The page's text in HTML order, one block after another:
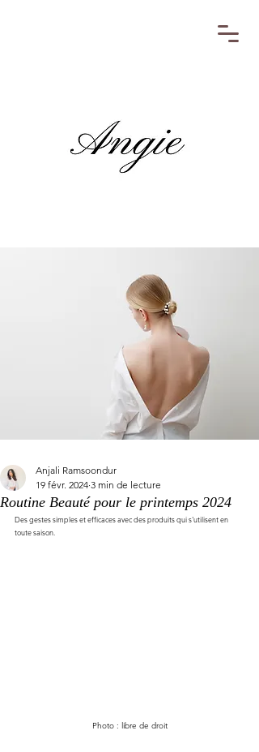
Routine Beauté pour le printemps 2024
Anjali Ramsoondur
19 févr. 2024 3 min de lecture
Des gestes simples et efficaces avec des produits qui s'utilisent en
toute saison.
Photo : libre de droit